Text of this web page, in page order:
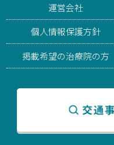
運営会社
個人情報保護方針
掲載希望の治療院の方